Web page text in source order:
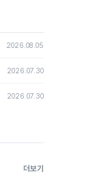
2026.08.05
2026.07.30
2026.07.30
더보기